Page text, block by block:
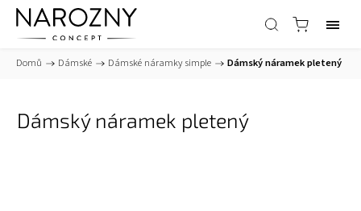
Domů / Dámské / Dámské náramky simple / Dámský náramek pletený
Dámský náramek pletený